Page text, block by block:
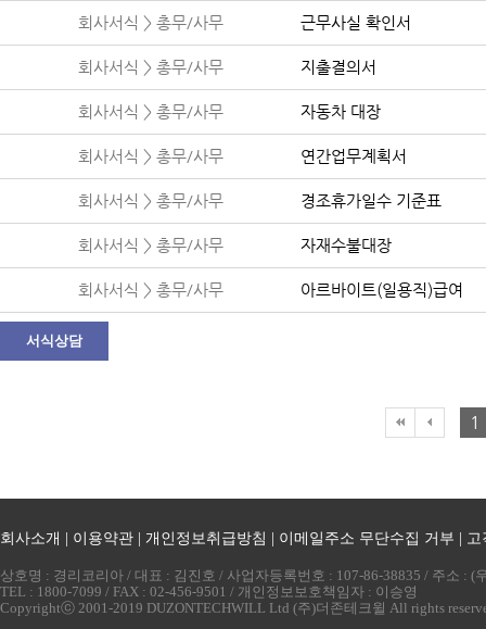
회사서식 > 총무/사무 근무사실 확인서
회사서식 > 총무/사무 지출결의서
회사서식 > 총무/사무 자동차 대장
회사서식 > 총무/사무 연간업무계획서
회사서식 > 총무/사무 경조휴가일수 기준표
회사서식 > 총무/사무 자재수불대장
회사서식 > 총무/사무 아르바이트(일용직)급여
서식상담
1
회사소개 이용약관 개인정보취급방침 이메일주소 무단수집 거부 고
상호명 : 경리코리아 / 대표 : 김진호 / 사업자등록번호 : 107-86-38835 / 주소 :
TEL : 1800-7099 / FAX : 02-456-9501 / 개인정보보호책임자 : 이승영
Copyrightⓒ 2001-2019 DUZONTECHWILL Ltd (주)더존테크윌 All rights